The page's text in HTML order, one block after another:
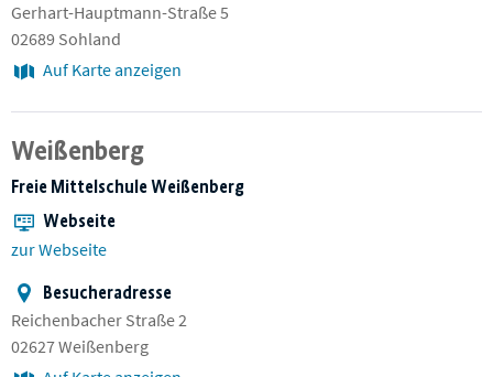
Gerhart-Hauptmann-Straße 5
02689 Sohland
Auf Karte anzeigen
Weißenberg
Freie Mittelschule Weißenberg
Webseite
zur Webseite
Besucheradresse
Reichenbacher Straße 2
02627 Weißenberg